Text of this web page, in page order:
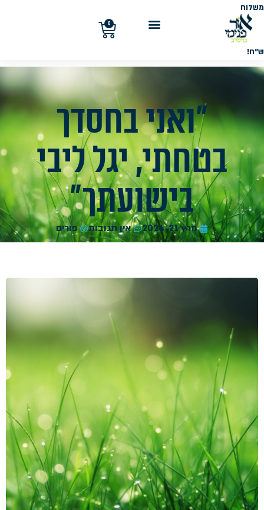
משלוח
חינם
בקנייה
מעל
ש"ח!
0
"ואני בחסדך
בטחתי, יגל ליבי
בישועתך"
מרץ 21, 2024 אין תגובות פורים